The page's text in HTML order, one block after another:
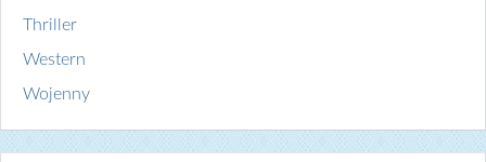
Thriller
Western
Wojenny